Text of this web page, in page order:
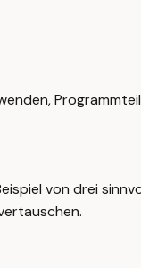
von drei